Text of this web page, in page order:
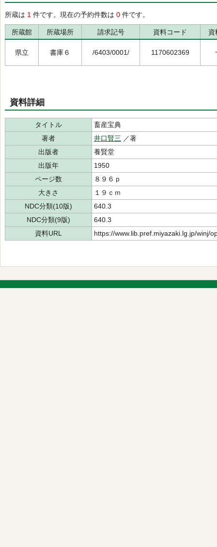
所蔵は 1 件です。現在の予約件数は 0 件です。
所蔵館 所蔵場所 請求記号 資料コード 資
県立 書庫６ /6403/0001/ 1170602369
資料詳細
タイトル
畜産宝典
著者
井口賢三 ／著
出版者
養賢堂
出版年
1950
ページ数
８９６ｐ
大きさ
１９ｃｍ
NDC分類(10版)
640.3
NDC分類(9版)
640.3
資料URL
https://www.lib.pref.miyazaki.lg.jp/winj/